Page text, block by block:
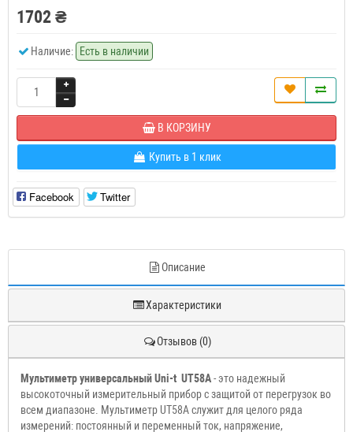
1702 ₴
Наличие: Есть в наличии
В КОРЗИНУ
Купить в 1 клик
Facebook Twitter
Описание
Характеристики
Отзывов (0)
Мультиметр универсальный Uni-t UT58A- это надежный
высокоточный измерительный прибор с защитой от перегрузок во
всем диапазоне. Мультиметр UT58A служит для целого ряда
измерений: постоянный и переменный ток, напряжение,